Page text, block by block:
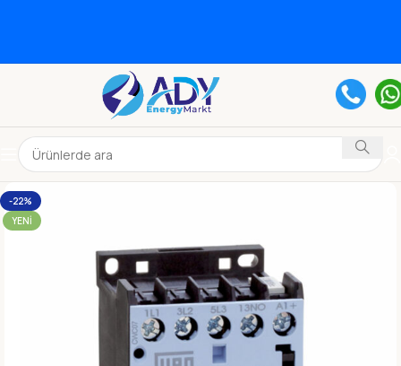
-22%
YENI